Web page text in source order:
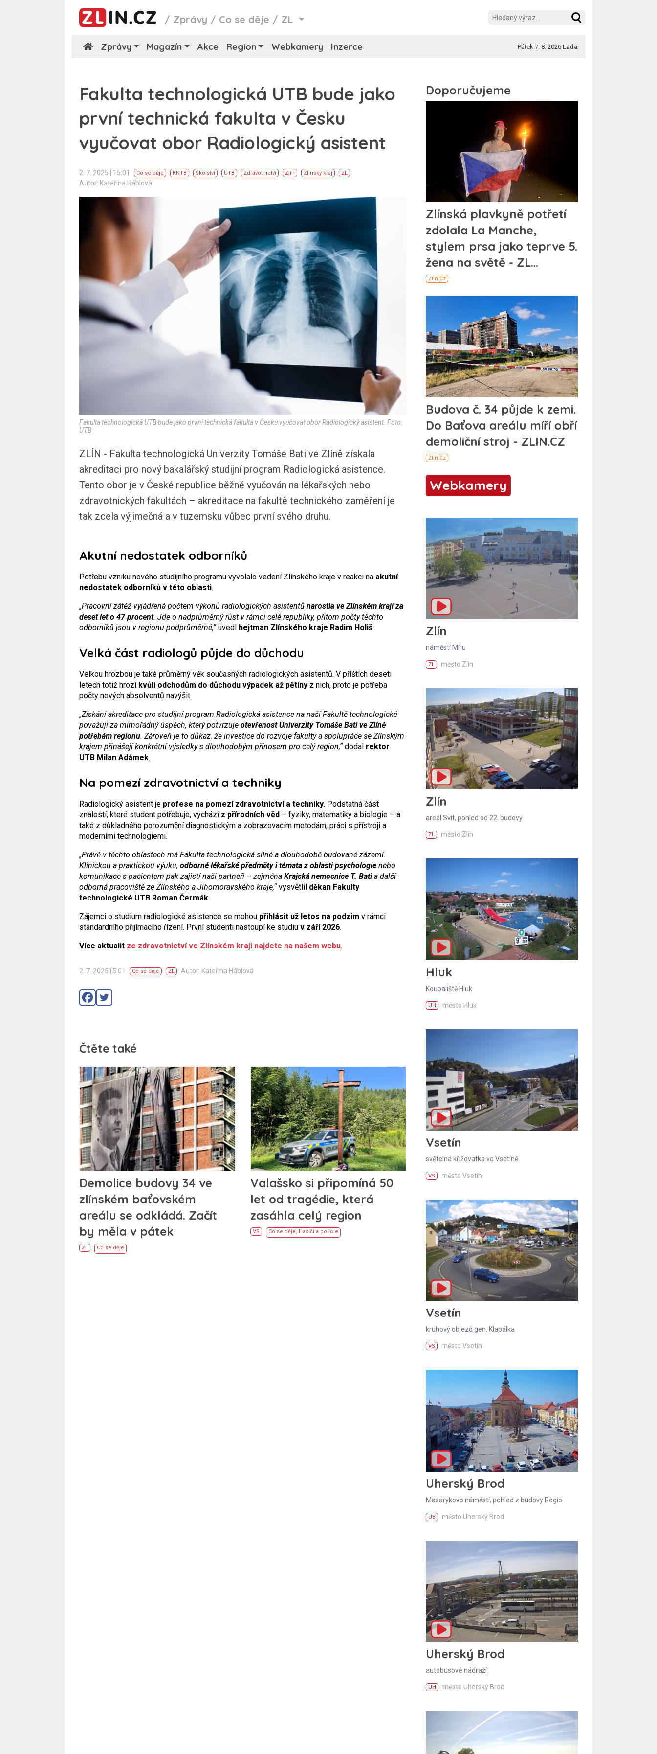
/ Zprávy / Co se děje / ZL
Zprávy Magazín Akce Region Webkamery Inzerce Pátek 7. 8. 2026 Lada
Fakulta technologická UTB bude jako
první technická fakulta v Česku
vyučovat obor Radiologický asistent
2. 7. 2025 | 15:01 Co se děje KNTB Školství UTB Zdravotnictví Zlín Zlínský kraj ZL
Autor: Kateřina Háblová
Fakulta technologická UTB bude jako první technická fakulta v Česku vyučovat obor Radiologický asistent. Foto:
UTB
ZLÍN - Fakulta technologická Univerzity Tomáše Bati ve Zlíně získala
akreditaci pro nový bakalářský studijní program Radiologická asistence.
Tento obor je v České republice běžně vyučován na lékařských nebo
zdravotnických fakultách – akreditace na fakultě technického zaměření je
tak zcela výjimečná a v tuzemsku vůbec první svého druhu.
Akutní nedostatek odborníků
Potřebu vzniku nového studijního programu vyvolalo vedení Zlínského kraje v reakci na akutní
nedostatek odborníků v této oblasti.
„Pracovní zátěž vyjádřená počtem výkonů radiologických asistentů narostla ve Zlínském kraji za
deset let o 47 procent. Jde o nadprůměrný růst v rámci celé republiky, přitom počty těchto
odborníků jsou v regionu podprůměrné,“uvedl hejtman Zlínského kraje Radim Holiš.
Velká část radiologů půjde do důchodu
Velkou hrozbou je také průměrný věk současných radiologických asistentů. V příštích deseti
letech totiž hrozí kvůli odchodům do důchodu výpadek až pětiny z nich, proto je potřeba
počty nových absolventů navýšit.
„Získání akreditace pro studijní program Radiologická asistence na naší Fakultě technologické
považuji za mimořádný úspěch, který potvrzuje otevřenost Univerzity Tomáše Bati ve Zlíně
potřebám regionu. Zároveň je to důkaz, že investice do rozvoje fakulty a spolupráce se Zlínským
krajem přinášejí konkrétní výsledky s dlouhodobým přínosem pro celý region,“dodal rektor
UTB Milan Adámek.
Na pomezí zdravotnictví a techniky
Radiologický asistent je profese na pomezí zdravotnictví a techniky. Podstatná část
znalostí, které student potřebuje, vychází z přírodních věd – fyziky, matematiky a biologie – a
také z důkladného porozumění diagnostickým a zobrazovacím metodám, práci s přístroji a
moderními technologiemi.
„Právě v těchto oblastech má Fakulta technologická silné a dlouhodobě budované zázemí.
Klinickou a praktickou výuku, odborné lékařské předměty i témata z oblasti psychologie nebo
komunikace s pacientem pak zajistí naši partneři – zejména Krajská nemocnice T. Batia další
odborná pracoviště ze Zlínského a Jihomoravského kraje,“vysvětlil děkan Fakulty
technologické UTB Roman Čermák.
Zájemci o studium radiologické asistence se mohou přihlásit už letos na podzim v rámci
standardního přijímacího řízení. První studenti nastoupí ke studiu v září 2026.
Více aktualit ze zdravotnictví ve Zlínském kraji najdete na našem webu.
2. 7. 202515:01 Co se děje ZL Autor: Kateřina Háblová
Čtěte také
Demolice budovy 34 ve
zlínském baťovském
areálu se odkládá. Začít
by měla v pátek
ZL Co se děje
Valašsko si připomíná 50
let od tragédie, která
zasáhla celý region
VS Co se děje, Hasiči a policie
Webkamery
Zlín
náměstí Míru
ZL město Zlín
Zlín
areál Svit, pohled od 22. budovy
ZL město Zlín
Hluk
Koupaliště Hluk
UH město Hluk
Vsetín
světelná křižovatka ve Vsetíně
VS město Vsetín
Vsetín
kruhový objezd gen. Klapálka
VS město Vsetín
Uherský Brod
Masarykovo náměstí, pohled z budovy Regio
UB město Uherský Brod
Uherský Brod
autobusové nádraží
UH město Uherský Brod